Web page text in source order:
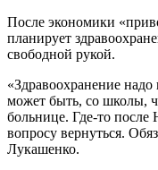
После экономики
планирует
свободной рукой.
«Здравоохранение
может быть, со школы,
больнице. Где-то
вопросу вернуться.
Лукашенко.